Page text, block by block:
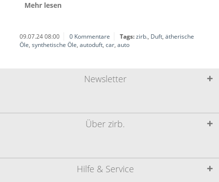
Mehr lesen
09.07.24 08:00 0 Kommentare Tags:zirb., Duft, ätherische
Öle, synthetische Öle, autoduft, car, auto
Hilfe & Service
Über zirb.
Newsletter